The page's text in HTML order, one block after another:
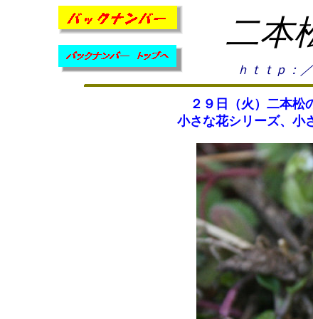
二本
ｈｔｔｐ：
２９日（火）二本松
小さな花シリーズ、小